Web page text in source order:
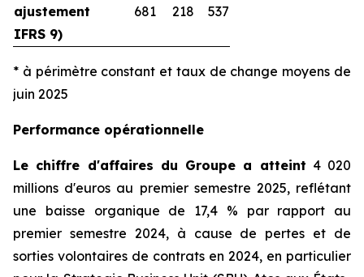
ajustement
IFRS 9)
681 218 537
* à périmètre constant et taux de change moyens de
juin 2025
Performance opérationnelle
Le chiffre d'affaires du Groupe a atteint 4 020
millions d'euros au premier semestre 2025, reflétant
une baisse organique de 17,4 % par rapport au
premier semestre 2024, à cause de pertes et de
sorties volontaires de contrats en 2024, en particulier